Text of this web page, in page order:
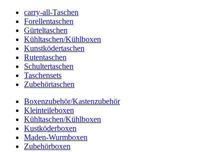
carry-all-Taschen
Forellentaschen
Gürteltaschen
Kühltaschen/Kühlboxen
Kunstködertaschen
Rutentaschen
Schultertaschen
Taschensets
Zubehörtaschen
Boxenzubehör/Kastenzubehör
Kleinteileboxen
Kühltaschen/Kühlboxen
Kustköderboxen
Maden-Wurmboxen
Zubehörboxen